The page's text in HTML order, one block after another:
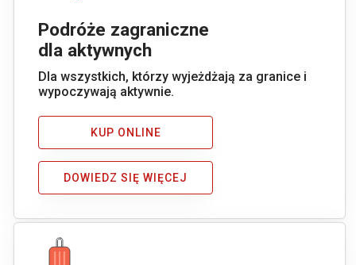
Podróże zagraniczne
dla aktywnych
Dla wszystkich, którzy wyjeżdżają za granice i
wypoczywają aktywnie.
KUP ONLINE
DOWIEDZ SIĘ WIĘCEJ